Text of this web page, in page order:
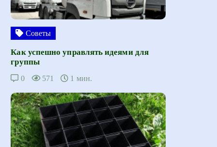
Советы
Как успешно управлять идеями для
группы
0 571 1 мин.